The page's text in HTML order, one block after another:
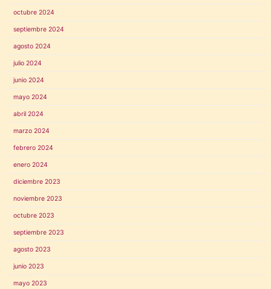
octubre 2024
septiembre 2024
agosto 2024
julio 2024
junio 2024
mayo 2024
abril 2024
marzo 2024
febrero 2024
enero 2024
diciembre 2023
noviembre 2023
octubre 2023
septiembre 2023
agosto 2023
junio 2023
mayo 2023